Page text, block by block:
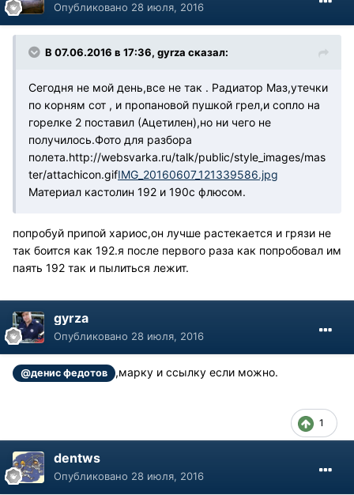
Опубликовано 28 июля, 2016
В 07.06.2016 в 17:36, gyrza сказал:
Сегодня не мой день,все не так . Радиатор Маз,утечки
по корням сот , и пропановой пушкой грел,и сопло на
горелке 2 поставил (Ацетилен),но ни чего не
получилось.Фото для разбора
полета.http://websvarka.ru/talk/public/style_images/mas
ter/attachicon.gifIMG_20160607_121339586.jpg
Материал кастолин 192 и 190с флюсом.
попробуй припой хариос,он лучше растекается и грязи не
так боится как 192.я после первого раза как попробовал им
паять 192 так и пылиться лежит.
gyrza
Опубликовано 28 июля, 2016
@денис федотов ,марку и ссылку если можно.
1
dentws
Опубликовано 28 июля, 2016